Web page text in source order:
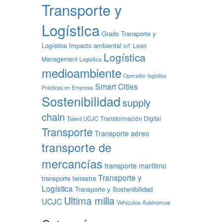
Transporte y
Logística Grado Transporte y
Logística Impacto ambiental IoT Lean
Management Logistics Logística
medioambiente Operador logístico
Prácticas en Empresa Smart Cities
Sostenibilidadsupply
chain Talent UCJC Transformación Digital
Transporte Transporte aéreo
transporte de
mercancías transporte marítimo
transporte terrestre Transporte y
Logística Transporte y Sostenibilidad
UCJC Ultima milla Vehículos Autónomos